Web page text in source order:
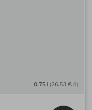
0,75 l (26,53 € /l)